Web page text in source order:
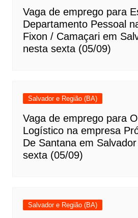
Vaga de emprego para
Departamento Pessoal
Fixon / Camaçari em
nesta sexta (05/09)
Salvador e Região (BA)
Vaga de emprego para
Logístico na empresa
De Santana em
sexta (05/09)
Salvador e Região (BA)